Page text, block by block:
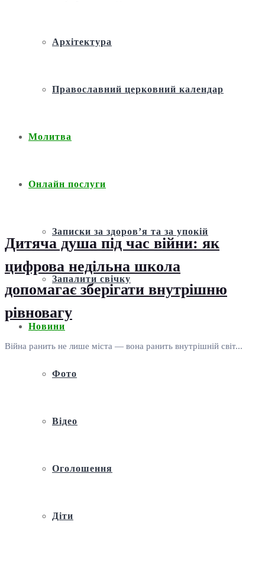
Архітектура
Православний церковний календар
Молитва
Онлайн послуги
Записки за здоров’я та за упокій
Запалити свічку
Новини
Фото
Відео
Оголошення
Діти
Дитяча душа під час війни: як
цифрова недільна школа
допомагає зберігати внутрішню
рівновагу
Війна ранить не лише міста — вона ранить внутрішній світ...